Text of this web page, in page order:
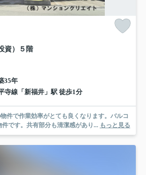
資） ５階
35年
寺線「新福井」駅 徒歩1分
件で作業効率がとても良くなります。バルコ
です。共有部分も清潔感があり... もっと見る